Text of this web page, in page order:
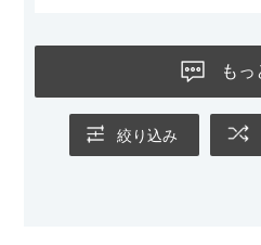
もっ
絞り込み